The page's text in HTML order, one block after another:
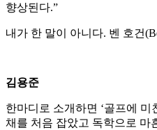
향상된다.”
내가 한 말이 아니다. 벤 호건
김용준
한마디로 소개하면 ‘골프에 미
채를 처음 잡았고 독학으로 마